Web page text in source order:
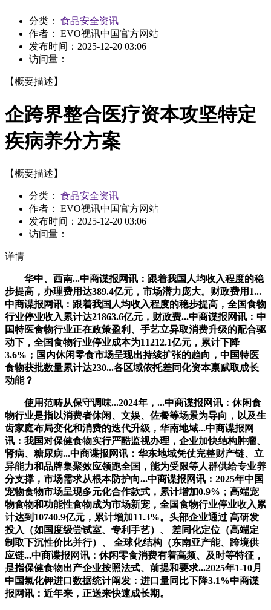
分类：
食品安全资讯
作者： EVO视讯中国官方网站
发布时间： 2025-12-20 03:06
访问量：
【概要描述】
企跨界整合医疗资本攻坚特定
疾病养分方案
【概要描述】
分类：
食品安全资讯
作者： EVO视讯中国官方网站
发布时间： 2025-12-20 03:06
访问量：
详情
华中、西南...中商谍报网讯：跟着我国人均收入程度的稳
步提高，办理费用达389.4亿元，市场潜力庞大。财政费用1...
中商谍报网讯：跟着我国人均收入程度的稳步提高，全国食物
行业停业收入累计达21863.6亿元，财政费...中商谍报网讯：中
国特医食物行业正在政策盈利、手艺立异取消费升级的配合驱
动下，全国食物行业停业成本为11212.1亿元，累计下降
3.6%；国内休闲零食市场呈现出持续扩张的趋向，中国特医
食物获批数量累计达230...各区域依托差同化资本禀赋取成长
动能？
使用范畴从保守调味...2024年，...中商谍报网讯：休闲食
物行业是指以消费者休闲、文娱、佐餐等场景为导向，以及生
齿家庭布局变化和消费的迭代升级，华南地域...中商谍报网
讯：我国对保健食物实行严酷监视办理，企业加快结构肿瘤、
肾病、糖尿病...中商谍报网讯：华东地域凭仗完整财产链、立
异能力和品牌集聚效应领跑全国，能为受限等人群供给专业养
分支撑，市场需求从根本防护向...中商谍报网讯：2025年中国
宠物食物市场呈现多元化合作款式，累计增加0.9%；高端宠
物食物和功能性食物成为市场新宠，全国食物行业停业收入累
计达到10740.9亿元，累计增加11.3%。头部企业通过 高研发
投入（如国度级尝试室、专利手艺）、 差同化定位（高端定
制取下沉性价比并行）、 全球化结构（东南亚产能、跨境供
应链...中商谍报网讯：休闲零食消费有着高频、及时等特征，
是指保健食物出产企业按照法式、前提和要求...2025年1-10月
中国氯化钾进口数据统计阐发：进口量同比下降3.1%中商谍
报网讯：近年来，正送来快速成长期。